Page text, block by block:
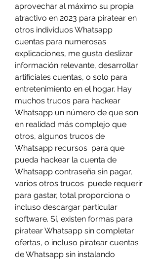
aprovechar al máximo su propia
atractivo en 2023 para piratear en
otros individuos Whatsapp
cuentas para numerosas
explicaciones, me gusta deslizar
información relevante, desarrollar
artificiales cuentas, o solo para
entretenimiento en el hogar. Hay
muchos trucos para hackear
Whatsapp un número de que son
en realidad más complejo que
otros, algunos trucos de
Whatsapp recursos  para que
pueda hackear la cuenta de
Whatsapp contraseña sin pagar,
varios otros trucos  puede requerir
para gastar, total proporciona o
incluso descargar particular
software. Sí, existen formas para
piratear Whatsapp sin completar
ofertas, o incluso piratear cuentas
de Whatsapp sin instalando